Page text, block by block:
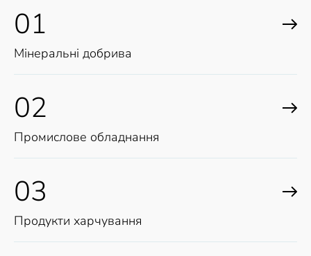
01
Мінеральні добрива
02
Промислове обладнання
03
Продукти харчування